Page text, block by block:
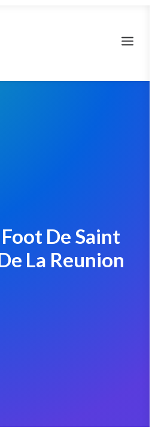
De Saint
La Reunion